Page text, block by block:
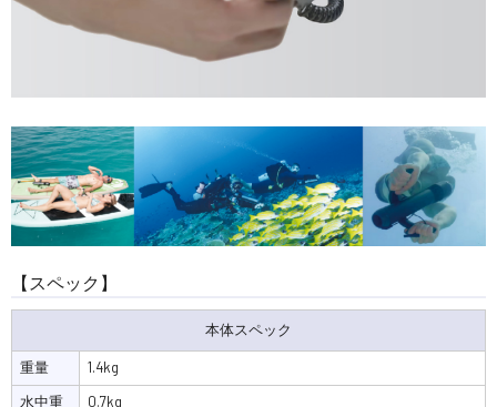
【スペック】
本体スペック
重量
1.4kg
水中重
0.7kg